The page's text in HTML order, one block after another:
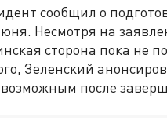
сообщил о
Несмотря на
сторона пока не
Зеленский
после